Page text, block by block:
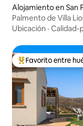
Alojamiento en San
Palmento de Villa
Ubicación · Calidad-
Favorito entre
Favorito entre